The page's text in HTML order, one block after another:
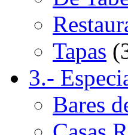
Tapas
3.-
Bares